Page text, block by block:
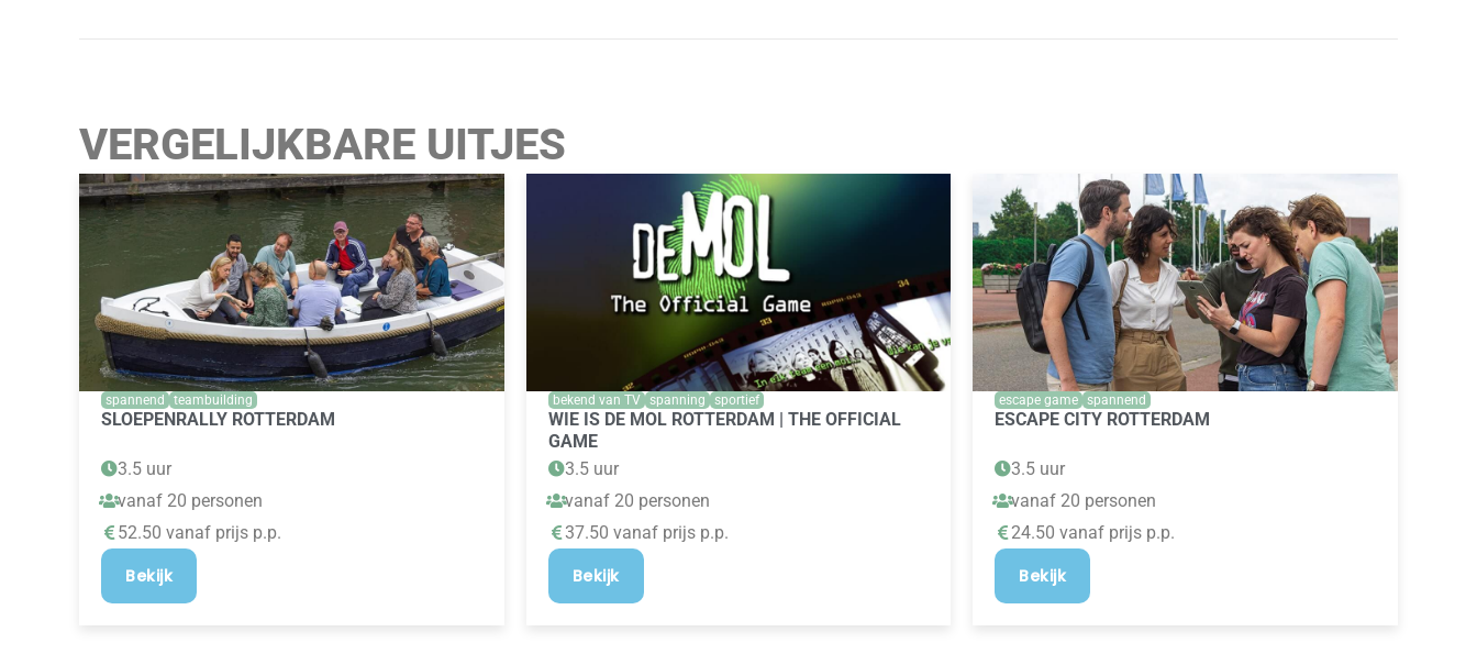
VERGELIJKBARE UITJES
spannend teambuilding
SLOEPENRALLY ROTTERDAM
3.5 uur
vanaf 20 personen
52.50 vanaf prijs p.p.
Bekijk
bekend van TV spanning sportief
WIE IS DE MOL ROTTERDAM | THE OFFICIAL
GAME
3.5 uur
vanaf 20 personen
37.50 vanaf prijs p.p.
Bekijk
escape game spannend
ESCAPE CITY ROTTERDAM
3.5 uur
vanaf 20 personen
24.50 vanaf prijs p.p.
Bekijk